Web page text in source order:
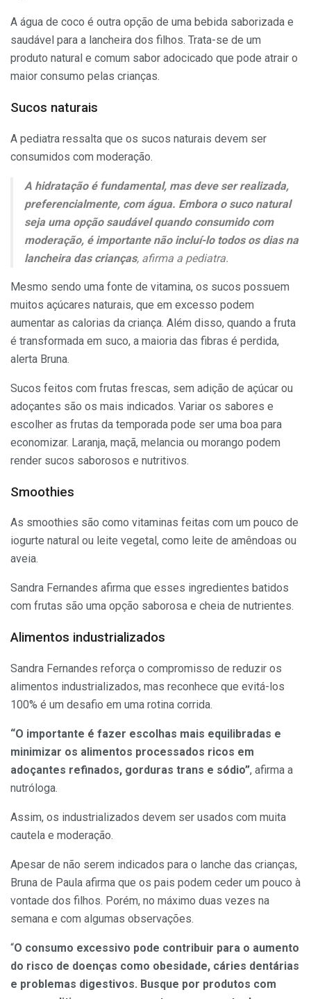
A água de coco é outra opção de uma bebida saborizada e
saudável para a lancheira dos filhos. Trata-se de um
produto natural e comum sabor adocicado que pode atrair o
maior consumo pelas crianças.
Sucos naturais
A pediatra ressalta que os sucos naturais devem ser
consumidos com moderação.
A hidratação é fundamental, mas deve ser realizada,
preferencialmente, com água. Embora o suco natural
seja uma opção saudável quando consumido com
moderação, é importante não incluí-lo todos os dias na
lancheira das crianças, afirma a pediatra.
Mesmo sendo uma fonte de vitamina, os sucos possuem
muitos açúcares naturais, que em excesso podem
aumentar as calorias da criança. Além disso, quando a fruta
é transformada em suco, a maioria das fibras é perdida,
alerta Bruna.
Sucos feitos com frutas frescas, sem adição de açúcar ou
adoçantes são os mais indicados. Variar os sabores e
escolher as frutas da temporada pode ser uma boa para
economizar. Laranja, maçã, melancia ou morango podem
render sucos saborosos e nutritivos.
Smoothies
As smoothies são como vitaminas feitas com um pouco de
iogurte natural ou leite vegetal, como leite de amêndoas ou
aveia.
Sandra Fernandes afirma que esses ingredientes batidos
com frutas são uma opção saborosa e cheia de nutrientes.
Alimentos industrializados
Sandra Fernandes reforça o compromisso de reduzir os
alimentos industrializados, mas reconhece que evitá-los
100% é um desafio em uma rotina corrida.
“O importante é fazer escolhas mais equilibradas e
minimizar os alimentos processados ricos em
adoçantes refinados, gorduras trans e sódio”, afirma a
nutróloga.
Assim, os industrializados devem ser usados com muita
cautela e moderação.
Apesar de não serem indicados para o lanche das crianças,
Bruna de Paula afirma que os pais podem ceder um pouco à
vontade dos filhos. Porém, no máximo duas vezes na
semana e com algumas observações.
“O consumo excessivo pode contribuir para o aumento
do risco de doenças como obesidade, cáries dentárias
e problemas digestivos. Busque por produtos com